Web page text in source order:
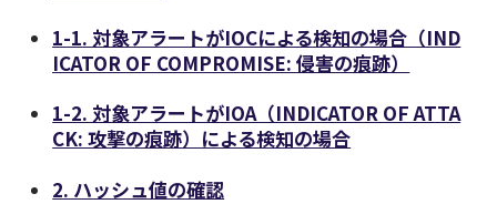
1-1. 対象アラートがIOCによる検知の場合 （IND
ICATOR OF COMPROMISE:侵害の痕跡）
1-2. 対象アラートがIOA（INDICATOR OF ATTA
CK: 攻撃の痕跡）による検知の場合
2. ハッシュ値の確認